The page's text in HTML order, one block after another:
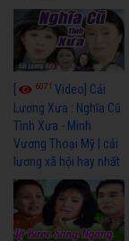
6071 Video] Cải
Lương Xưa : Nghĩa Cũ
Tình Xưa - Minh
Vương Thoại Mỹ | cải
lương xã hội hay nhất